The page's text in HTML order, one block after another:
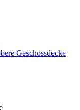
Geschossdecke